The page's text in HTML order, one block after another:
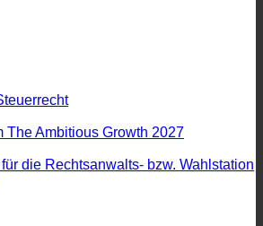
The Ambitious Growth 2027
die Rechtsanwalts- bzw. Wahlstation